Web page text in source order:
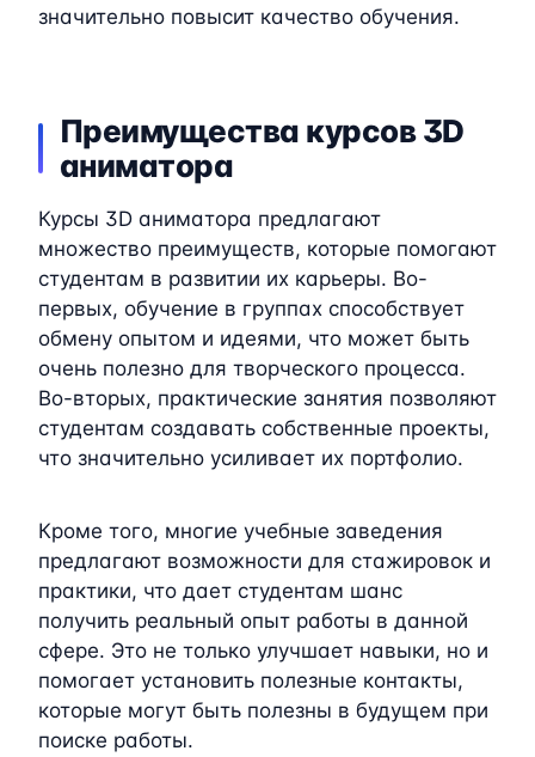
значительно повысит качество обучения.
Преимущества курсов 3D
аниматора
Курсы 3D аниматора предлагают
множество преимуществ, которые помогают
студентам в развитии их карьеры. Во-
первых, обучение в группах способствует
обмену опытом и идеями, что может быть
очень полезно для творческого процесса.
Во-вторых, практические занятия позволяют
студентам создавать собственные проекты,
что значительно усиливает их портфолио.
Кроме того, многие учебные заведения
предлагают возможности для стажировок и
практики, что дает студентам шанс
получить реальный опыт работы в данной
сфере. Это не только улучшает навыки, но и
помогает установить полезные контакты,
которые могут быть полезны в будущем при
поиске работы.